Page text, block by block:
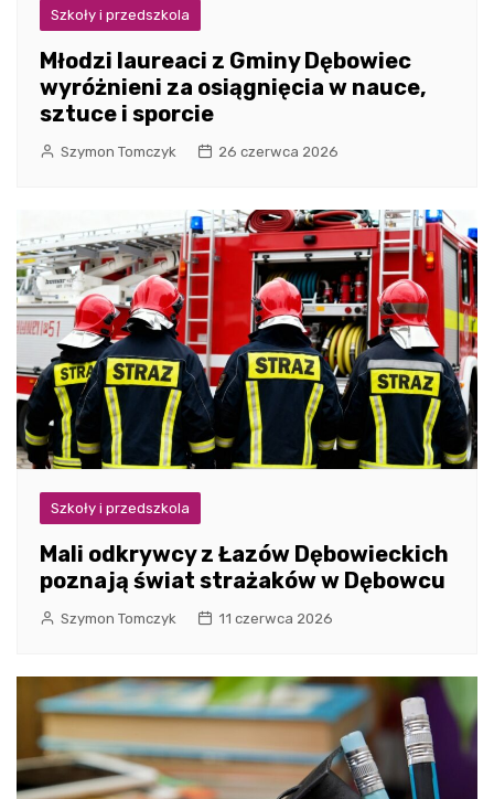
Szkoły i przedszkola
Młodzi laureaci z Gminy Dębowiec
wyróżnieni za osiągnięcia w nauce,
sztuce i sporcie
Szymon Tomczyk 26 czerwca 2026
Szkoły i przedszkola
Mali odkrywcy z Łazów Dębowieckich
poznają świat strażaków w Dębowcu
Szymon Tomczyk 11 czerwca 2026